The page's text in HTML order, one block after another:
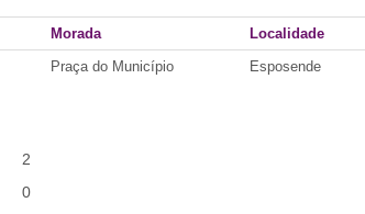
Morada Localidade
Praça do Município Esposende
2
0